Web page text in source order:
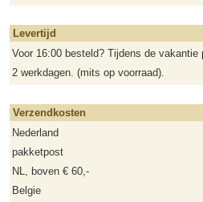
Levertijd
Voor 16:00 besteld? Tijdens de vakantie
2 werkdagen. (mits op voorraad).
Verzendkosten
Nederland
pakketpost
NL, boven € 60,-
Belgie